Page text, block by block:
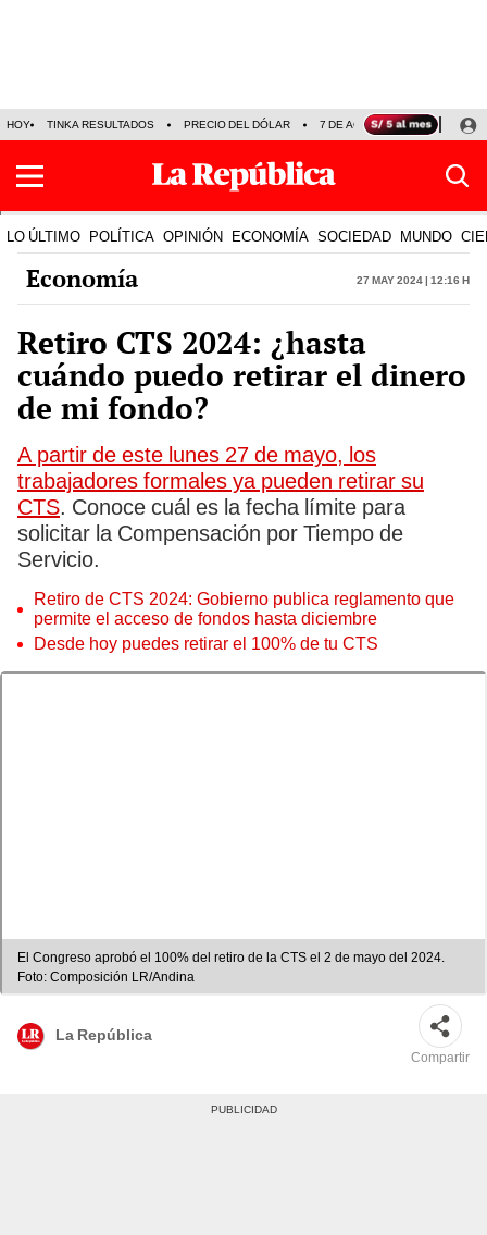
HOY TINKA RESULTADOS PRECIO DEL DÓLAR 7 DE AGOSTO OLLANTA
LO ÚLTIMO POLÍTICA OPINIÓN ECONOMÍA SOCIEDAD MUNDO
Economía 27 May 2024 | 12:16 h
Retiro CTS 2024: ¿hasta
cuándo puedo retirar el dinero
de mi fondo?
A partir de este lunes 27 de mayo, los
trabajadores formales ya pueden retirar su
CTS. Conoce cuál es la fecha límite para
solicitar la Compensación por Tiempo de
Servicio.
Retiro de CTS 2024: Gobierno publica reglamento que
permite el acceso de fondos hasta diciembre
Desde hoy puedes retirar el 100% de tu CTS
El Congreso aprobó el 100% del retiro de la CTS el 2 de mayo del 2024.
Foto: Composición LR/Andina
La República
Compartir